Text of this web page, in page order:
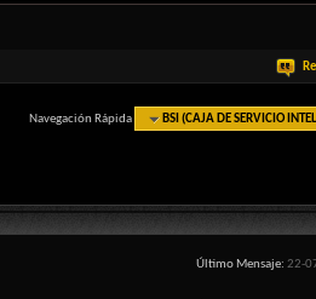
Navegación Rápida BSI (CAJA DE SERVICIO
Último Mensaje: 22-